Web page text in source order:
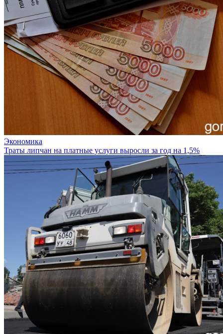
Экономика
Траты липчан на платные услуги выросли за год на 1,5%